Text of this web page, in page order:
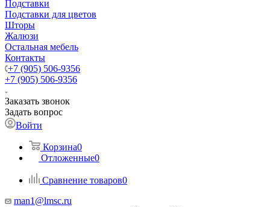
Подставки
Подставки для цветов
Шторы
Жалюзи
Остальная мебель
Контакты
+7 (905) 506-9356
+7 (905) 506-9356
Заказать звонок
Задать вопрос
Войти
Корзина0
Отложенные0
Сравнение товаров0
man1@lmsc.ru